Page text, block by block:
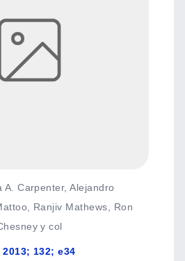
A. Carpenter, Alejandro
Ranjiv Mathews, Ron
y col
132; e34